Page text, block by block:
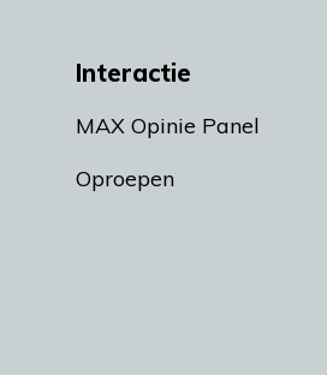
Interactie
MAX Opinie Panel
Oproepen